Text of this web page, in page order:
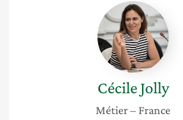
Cécile
Jolly
Cécile Jolly
Métier– France